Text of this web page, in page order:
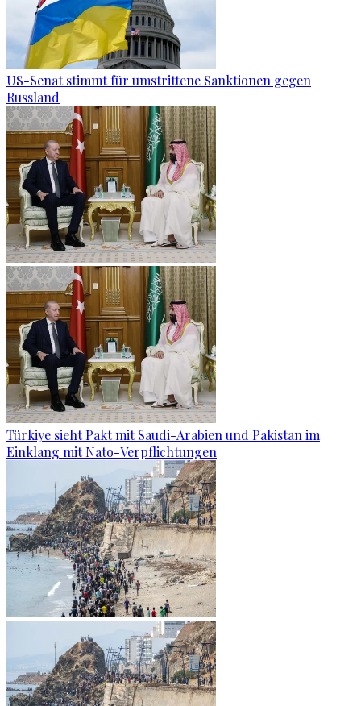
US-Senat stimmt für umstrittene Sanktionen gegen
Russland
Türkiye sieht Pakt mit Saudi-Arabien und Pakistan im
Einklang mit Nato-Verpflichtungen